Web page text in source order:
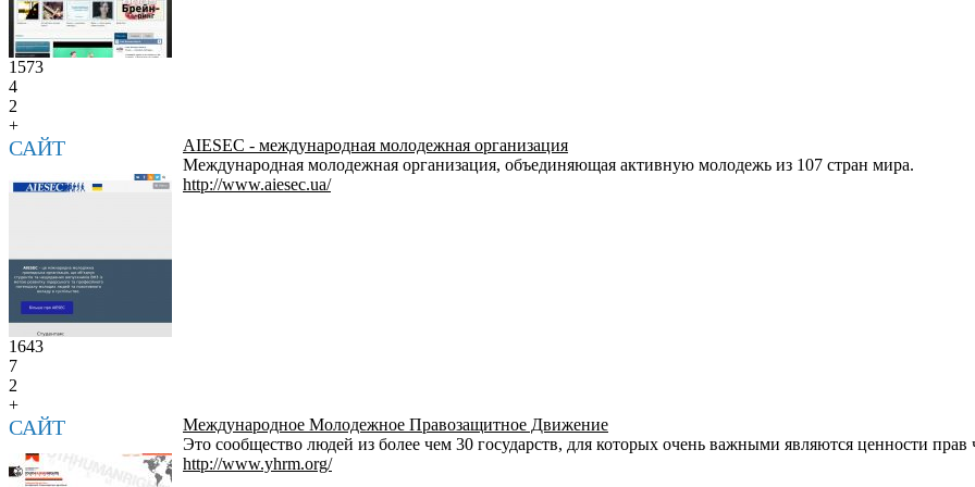
1573
4
2
+
САЙТ
AIESEC - международная молодежная организация
Международная молодежная организация, объединяющая активную молодежь из 107 стран мира.
http://www.aiesec.ua/
1643
7
2
+
САЙТ
Международное Молодежное Правозащитное Движение
Это сообщество людей из более чем 30 государств, для которых очень важными являются ценности прав
http://www.yhrm.org/